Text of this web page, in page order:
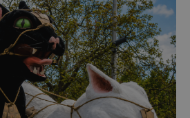
1555. Pokud jde o vztah
čím chlubit. […]